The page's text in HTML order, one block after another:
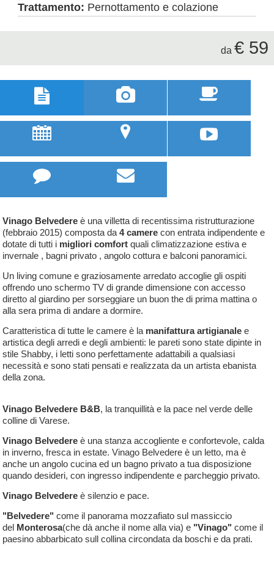
Trattamento: Pernottamento e colazione
da € 59
  
; u 
 
Vinago Belvedere è una villetta di recentissima ristrutturazione
(febbraio 2015) composta da4 camere con entrata indipendente e
dotate di tutti i migliori comfort quali climatizzazione estiva e
invernale , bagni privato , angolo cottura e balconi panoramici.
Un living comune e graziosamente arredato accoglie gli ospiti
offrendo uno schermo TV di grande dimensione con accesso
diretto al giardino per sorseggiare un buon the di prima mattina o
alla sera prima di andare a dormire.
Caratteristica di tutte le camere è la manifattura artigianale e
artistica degli arredi e degli ambienti: le pareti sono state dipinte in
stile Shabby, i letti sono perfettamente adattabili a qualsiasi
necessità e sono stati pensati e realizzata da un artista ebanista
della zona.
Vinago Belvedere B&B, la tranquillità e la pace nel verde delle
colline di Varese.
Vinago Belvedere è una stanza accogliente e confortevole, calda
in inverno, fresca in estate. Vinago Belvedere è un letto, ma è
anche un angolo cucina ed un bagno privato a tua disposizione
quando desideri, con ingresso indipendente e parcheggio privato.
Vinago Belvedere è silenzio e pace.
"Belvedere" come il panorama mozzafiato sul massiccio
del Monterosa(che dà anche il nome alla via) e "Vinago" come il
paesino abbarbicato sull collina circondata da boschi e da prati.